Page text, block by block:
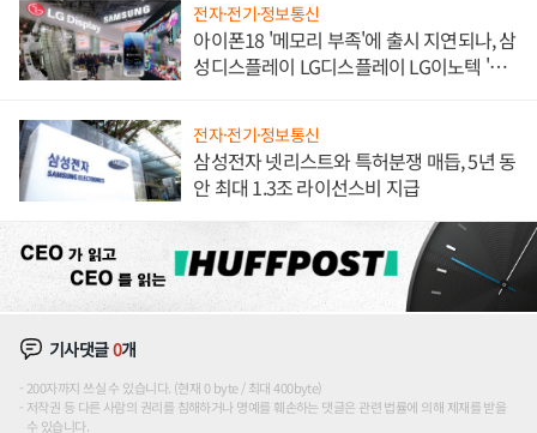
전자·전기·정보통신
아이폰18 '메모리 부족'에 출시 지연되나, 삼
성디스플레이 LG디스플레이 LG이노텍 '탈
전자·전기·정보통신
삼성전자 넷리스트와 특허분쟁 매듭, 5년 동
안 최대 1.3조 라이선스비 지급
기사댓글0개
200자까지 쓰실 수 있습니다. (현재 0 byte / 최대 400byte)
저작권 등 다른 사람의 권리를 침해하거나 명예를 훼손하는 댓글은 관련 법률에 의해 제재를 받을
수 있습니다.